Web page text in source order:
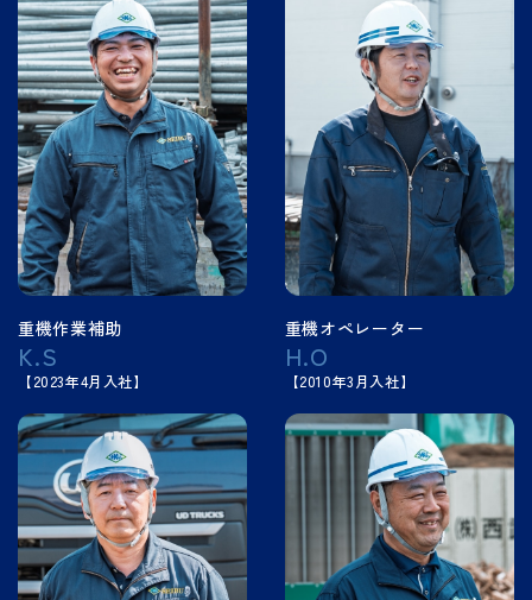
重機作業補助
K.S
【2023年4月入社】
重機オペレーター
H.O
【2010年3月入社】